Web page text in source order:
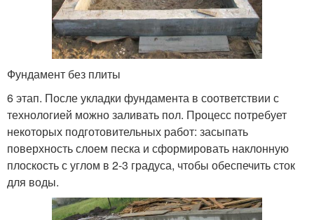
Фундамент без плиты
6 этап. После укладки фундамента в соответствии с
технологией можно заливать пол. Процесс потребует
некоторых подготовительных работ: засыпать
поверхность слоем песка и сформировать наклонную
плоскость с углом в 2-3 градуса, чтобы обеспечить сток
для воды.